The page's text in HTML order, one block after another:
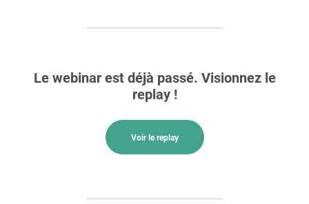
Le webinar est déjà passé. Visionnez le
replay !
Voir le replay